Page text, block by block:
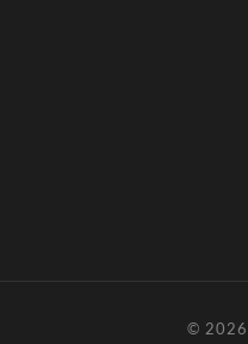
© 2026